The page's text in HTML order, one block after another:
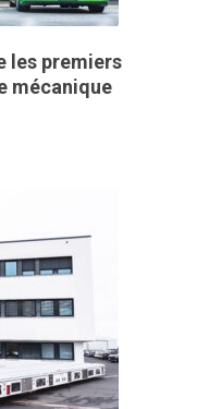
les premiers
mécanique